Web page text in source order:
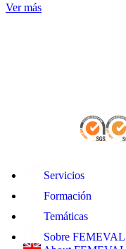
Ver más
Servicios
Formación
Temáticas
Sobre FEMEVAL